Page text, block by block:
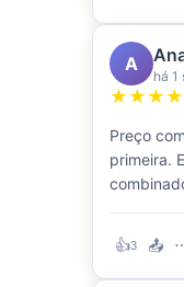
A
há 1
Preço
primeira.
👍3 📤